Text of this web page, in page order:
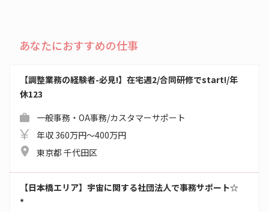
あなたにおすすめの仕事
【調整業務の経験者-必見!】在宅週2/合同研修でstart!/年
休123
一般事務・OA事務/カスタマーサポート
年収 360万円～400万円
東京都 千代田区
【日本橋エリア】宇宙に関する社団法人で事務サポート☆
*